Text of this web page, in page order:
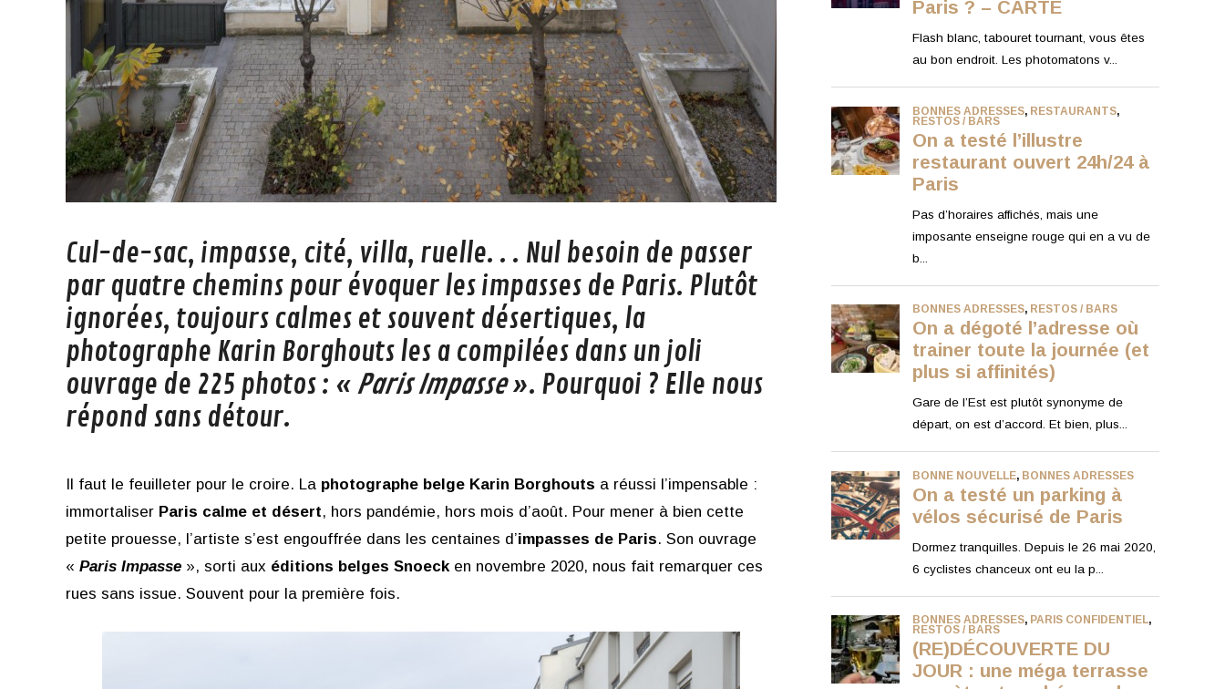
Cul-de-sac, impasse, cité, villa, ruelle. . . Nul besoin de passer
par quatre chemins pour évoquer les impasses de Paris. Plutôt
ignorées, toujours calmes et souvent désertiques, la
photographe Karin Borghouts les a compilées dans un joli
ouvrage de 225 photos : «Paris Impasse». Pourquoi ? Elle nous
répond sans détour.
Il faut le feuilleter pour le croire. La photographe belge Karin Borghouts a réussi l’impensable :
immortaliser Paris calme et désert, hors pandémie, hors mois d’août. Pour mener à bien cette
petite prouesse, l’artiste s’est engouffrée dans les centaines d’impasses de Paris. Son ouvrage
« Paris Impasse », sorti aux éditions belges Snoecken novembre 2020, nous fait remarquer ces
rues sans issue. Souvent pour la première fois.